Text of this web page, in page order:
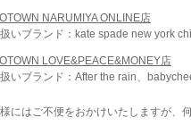
NARUMIYA ONLINE店
いブランド：kate spade new york
LOVE&PEACE&MONEY店
いブランド：After the rain、
にはご不便をおかけいたしますが、